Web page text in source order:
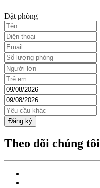
Đặt phòng
Đăng ký
Theo dõi chúng tôi